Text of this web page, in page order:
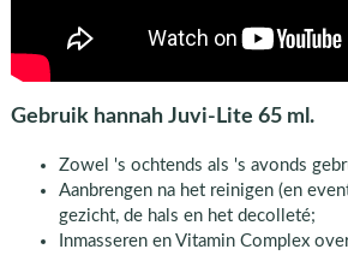
Gebruik hannah Juvi-Lite 65 ml.
Zowel 's ochtends als 's avonds
Aanbrengen na het reinigen (en
gezicht, de hals en het decolleté;
Inmasseren en Vitamin Complex